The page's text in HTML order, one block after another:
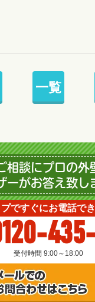
一覧
相談にプロの外
ーがお答え致し
ですぐにお電話で
受付時間 9:00～18:00